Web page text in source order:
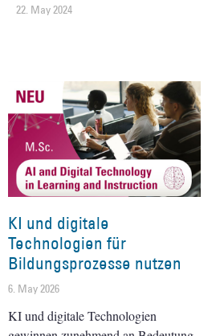
22. May 2024
KI und digitale
Technologien für
Bildungsprozesse nutzen
6. May 2026
KI und digitale Technologien